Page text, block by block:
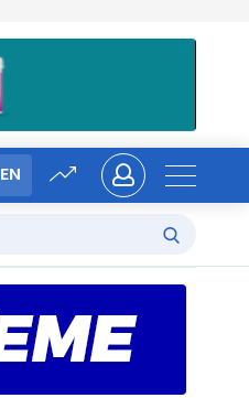
EN